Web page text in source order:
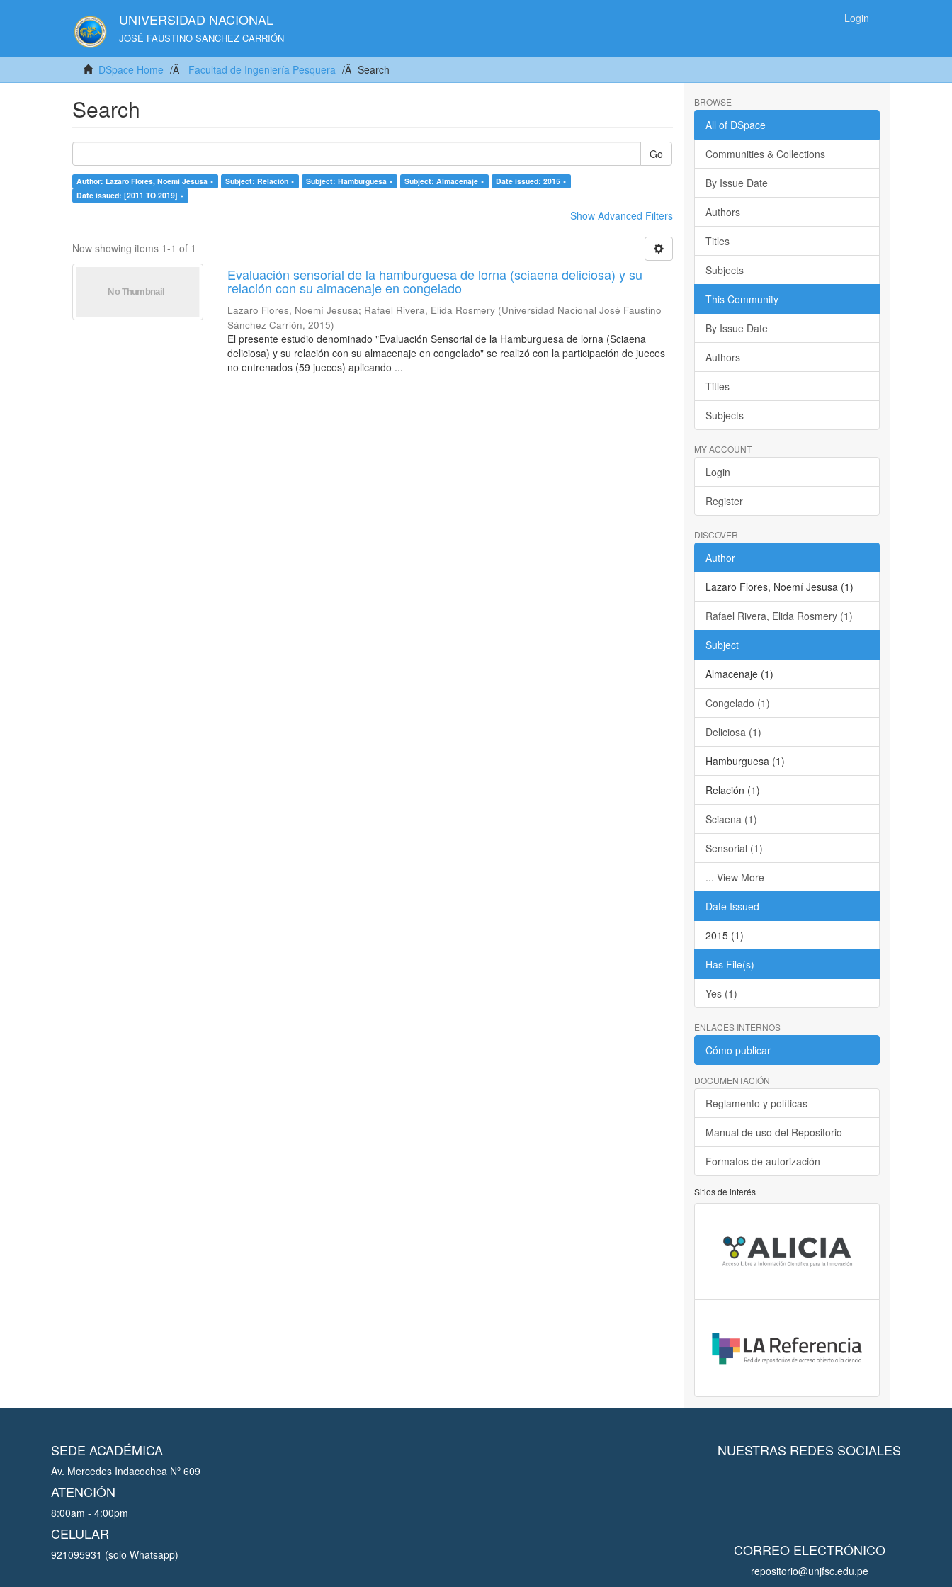
UNIVERSIDAD NACIONAL
JOSÉ FAUSTINO SANCHEZ CARRIÓN
Login
DSpace Home Facultad de Ingeniería Pesquera Search
Search
Go
Author: Lazaro Flores, Noemí Jesusa × Subject: Relación × Subject: Hamburguesa × Subject: Almacenaje ×
Date issued: 2015 ×
Date issued: [2011 TO 2019] ×
Show Advanced Filters
Now showing items 1-1 of 1
Evaluación sensorial de la hamburguesa de lorna (sciaena deliciosa) y su
relación con su almacenaje en congelado
Lazaro Flores, Noemí Jesusa; Rafael Rivera, Elida Rosmery (Universidad Nacional José Faustino
Sánchez Carrión,2015)
El presente estudio denominado "Evaluación Sensorial de la Hamburguesa de lorna (Sciaena
deliciosa) y su relación con su almacenaje en congelado" se realizó con la participación de jueces
no entrenados (59 jueces) aplicando ...
BROWSE
All of DSpace
Communities & Collections
By Issue Date
Authors
Titles
Subjects
This Community
By Issue Date
Authors
Titles
Subjects
MY ACCOUNT
Login
Register
DISCOVER
Author
Lazaro Flores, Noemí Jesusa (1)
Rafael Rivera, Elida Rosmery (1)
Subject
Almacenaje (1)
Congelado (1)
Deliciosa (1)
Hamburguesa (1)
Relación (1)
Sciaena (1)
Sensorial (1)
... View More
Date Issued
2015 (1)
Has File(s)
Yes (1)
ENLACES INTERNOS
Cómo publicar
DOCUMENTACIÓN
Reglamento y políticas
Manual de uso del Repositorio
Formatos de autorización
Sitios de interés
SEDE ACADÉMICA
Av. Mercedes Indacochea Nº 609
ATENCIÓN
8:00am - 4:00pm
CELULAR
921095931 (solo Whatsapp)
NUESTRAS REDES SOCIALES
CORREO ELECTRÓNICO
repositorio@unjfsc.edu.pe